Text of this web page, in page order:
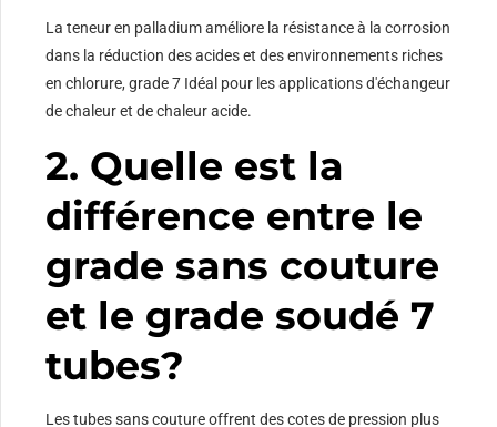
La teneur en palladium améliore la résistance à la corrosion
dans la réduction des acides et des environnements riches
en chlorure, grade 7 Idéal pour les applications d'échangeur
de chaleur et de chaleur acide.
2. Quelle est la
différence entre le
grade sans couture
et le grade soudé 7
tubes?
Les tubes sans couture offrent des cotes de pression plus